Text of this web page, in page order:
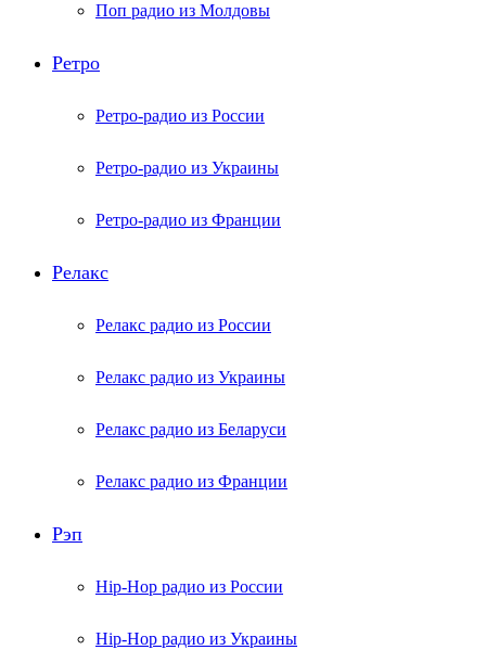
Поп радио из Молдовы
Ретро
Ретро-радио из России
Ретро-радио из Украины
Ретро-радио из Франции
Релакс
Релакс радио из России
Релакс радио из Украины
Релакс радио из Беларуси
Релакс радио из Франции
Рэп
Hip-Hop радио из России
Hip-Hop радио из Украины